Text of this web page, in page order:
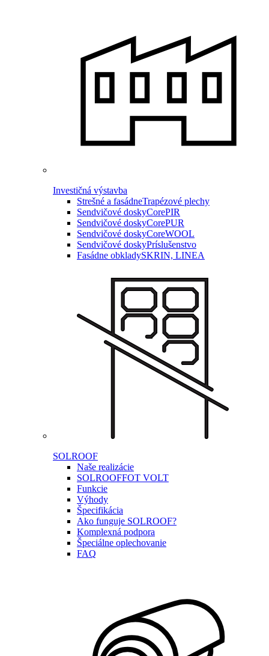
Investičná výstavba
Strešné a fasádneTrapézové plechy
Sendvičové doskyCorePIR
Sendvičové doskyCorePUR
Sendvičové doskyCoreWOOL
Sendvičové doskyPríslušenstvo
Fasádne obkladySKRIN, LINEA
SOLROOF
Naše realizácie
SOLROOFFOT VOLT
Funkcie
Výhody
Špecifikácia
Ako funguje SOLROOF?
Komplexná podpora
Špeciálne oplechovanie
FAQ